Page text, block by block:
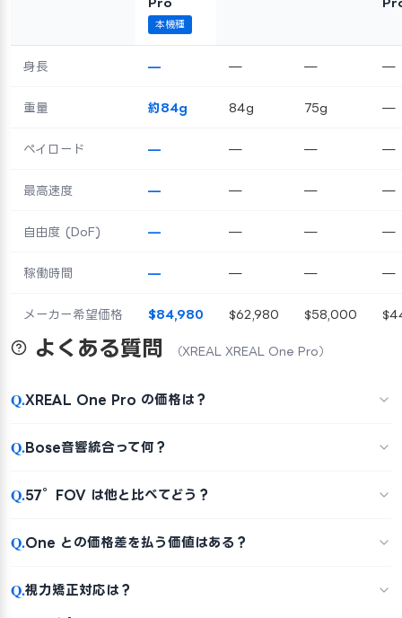
本機種
身長 — — — —
重量 約84g 84g 75g —
ペイロード — — — —
最高速度 — — — —
自由度 (DoF) — — — —
稼働時間 — — — —
メーカー希望価格 $84,980 $62,980 $58,000
よくある質問 （XREAL XREAL One Pro）
Q.XREAL One Pro の価格は？
Q.Bose音響統合って何？
Q.57°FOV は他と比べてどう？
Q.One との価格差を払う価値はある？
Q.視力矯正対応は？